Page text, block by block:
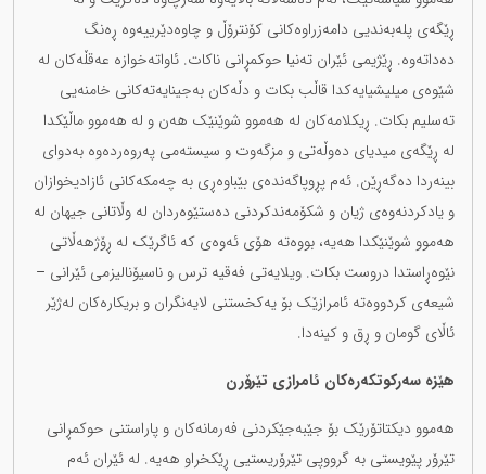
ڕێگەی پلەبەندیی دامەزراوەکانی کۆنترۆڵ و چاوەدێرییەوە ڕەنگ
دەداتەوە. ڕێژیمی ئێران تەنیا حوکمڕانی ناکات. ئاواتەخوازە عەقڵەکان لە
شێوەی میلیشیایەکدا قاڵب بکات و دڵەکان بەجینایەتەکانی خامنەیی
تەسلیم بکات. ڕیکلامەکان لە هەموو شوێنێک هەن و لە هەموو ماڵێکدا
لە ڕێگەی میدیای دەوڵەتی و مزگەوت و سیستەمی پەروەردەوە بەدوای
بینەردا دەگەڕێن. ئەم پڕوپاگەندەی بێباوەڕی بە چەمکەکانی ئازادیخوازان
و یادکردنەوەی ژیان و شکۆمەندکردنی دەستێوەردان لە وڵاتانی جیهان لە
هەموو شوێنێکدا هەیە، بووەتە هۆی ئەوەی کە ئاگرێک لە ڕۆژهەڵاتی
نێوەڕاستدا دروست بکات. ویلایەتی فەقیە ترس و ناسیۆنالیزمی ئێرانی –
شیعەی کردووەتە ئامرازێک بۆ یەکخستنی لایەنگران و بریکارەکان لەژێر
ئاڵای گومان و ڕق و کینەدا.
هێزە سەرکوتکەرەکان ئامرازی تێرۆرن
هەموو دیکتاتۆرێک بۆ جێبەجێکردنی فەرمانەکان و پاراستنی حوکمڕانی
تێرۆر پێویستی بە گرووپی تێرۆریستیی ڕێکخراو هەیە. لە ئێران ئەم